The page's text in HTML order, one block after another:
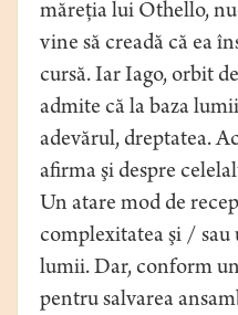
măreţia lui Othello,
vine să creadă că ea
cursă. Iar Iago, orbit
admite că la baza
adevărul, dreptatea.
afirma şi despre
Un atare mod de
complexitatea şi /
lumii. Dar, conform
pentru salvarea